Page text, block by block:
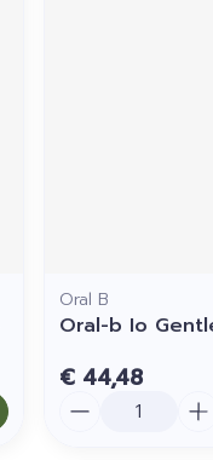
Oral B
Oral-b Io
€ 44,48